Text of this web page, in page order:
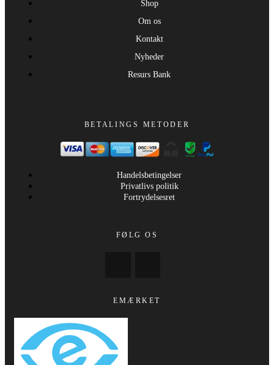
Shop
Om os
Kontakt
Nyheder
Resurs Bank
BETALINGS METODER
Handelsbetingelser
Privatlivs politik
Fortrydelsesret
FØLG OS
EMÆRKET